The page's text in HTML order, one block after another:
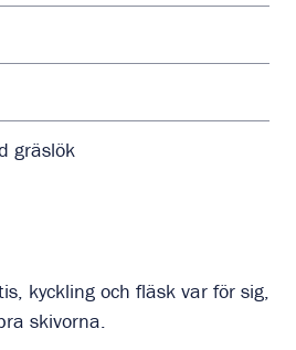
gräslök
kyckling och fläsk var för sig,
skivorna.